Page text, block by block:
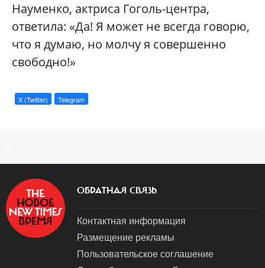
Науменко, актриса Гоголь-центра,
ответила: «Да! Я может не всегда говорю,
что я думаю, но молчу я совершенно
свободно!»
X (Twitter) Telegram
ОБРАТНАЯ СВЯЗЬ
Контактная информация
Размещение рекламы
Пользовательское соглашение